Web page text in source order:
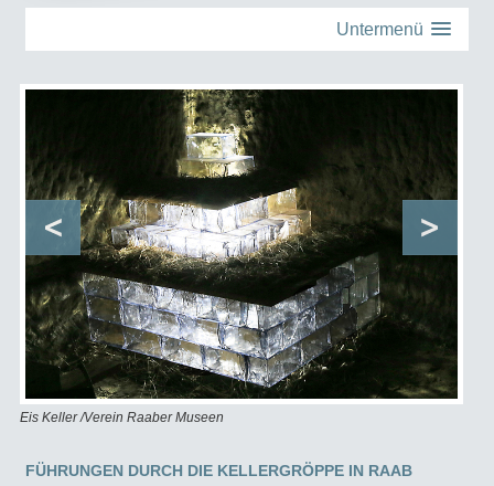
Untermenü
Museen
FÜHRUNGEN DURCH DIE KELLERGRÖPPE IN RAAB